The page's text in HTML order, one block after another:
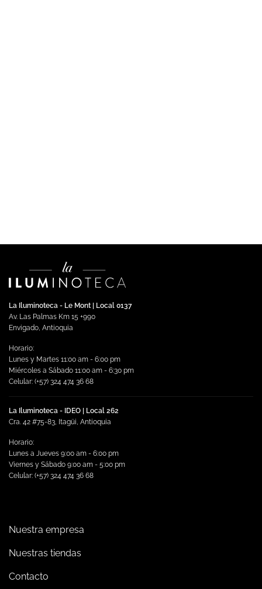
Las
opciones
se
pueden
elegir
la
página
de
producto
La Iluminoteca - Le Mont | Local 0137
Av. Las Palmas Km 15 +990
Envigado, Antioquia
Horario:
Lunes y Martes 11:00 am - 6:00 pm
Miércoles a Sábado 11:00 am - 6:30 pm
Celular: (+57) 324 474 36 68
La Iluminoteca - IDEO | Local 262
Cra. 42 #75-83, Itagüi, Antioquia
Horario:
Lunes a Jueves 9:00 am - 6:00 pm
Viernes y Sábado 9:00 am - 5:00 pm
Celular: (+57) 324 474 36 68
Nuestra empresa
Nuestras tiendas
Contacto